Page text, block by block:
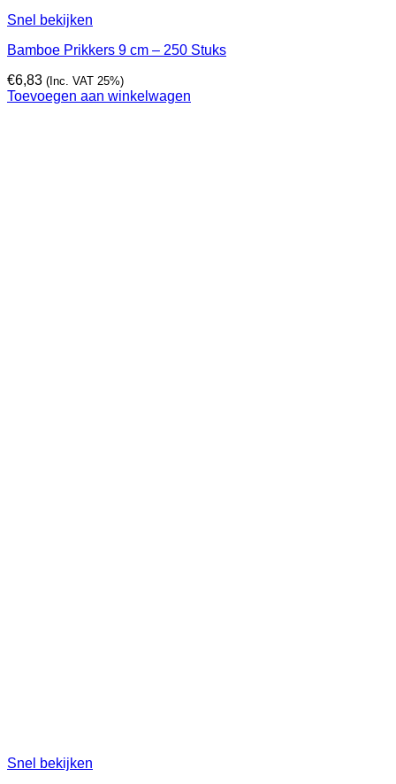
Snel bekijken
Bamboe Prikkers 9 cm – 250 Stuks
€6,83 (Inc. VAT 25%)
Toevoegen aan winkelwagen
Snel bekijken